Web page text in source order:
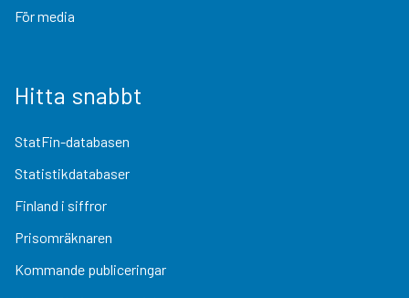
För media
Hitta snabbt
StatFin-databasen
Statistikdatabaser
Finland i siffror
Prisomräknaren
Kommande publiceringar